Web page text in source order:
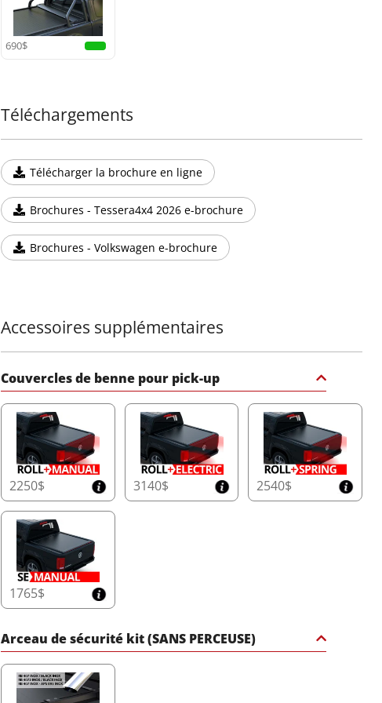
690$
Téléchargements
Télécharger la brochure en ligne
Brochures - Tessera4x4 2026 e-brochure
Brochures - Volkswagen e-brochure
Accessoires supplémentaires
Couvercles de benne pour pick-up
2250$ 3140$ 2540$
1765$
Arceau de sécurité kit (SANS PERCEUSE)